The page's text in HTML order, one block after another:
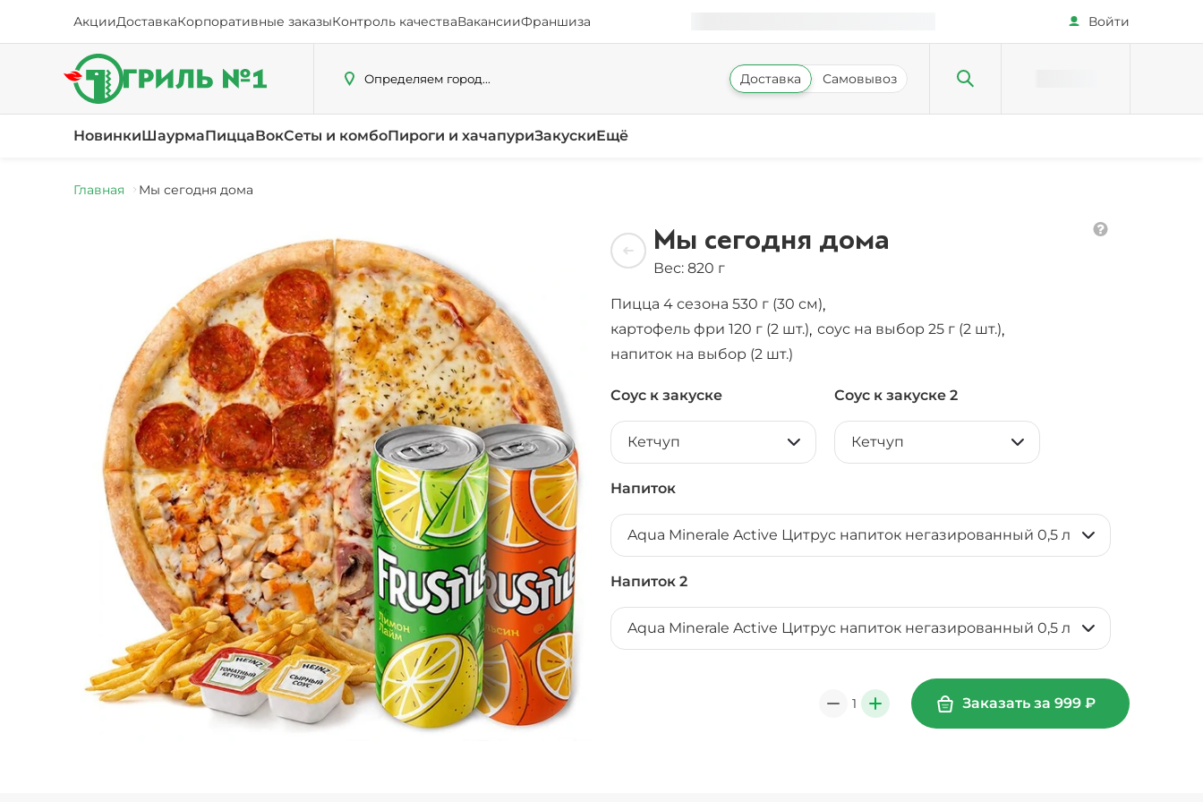
АкцииДоставкаКорпоративные заказыКонтроль качестваВакансииФраншиза Войти
Определяем город... Доставка Самовывоз
НовинкиШаурмаПиццаВокСеты и комбоПироги и хачапуриЗакускиЕщё
Главная Мы сегодня дома
Мы сегодня дома
Вес: 820 г
Пицца 4 сезона 530 г (30 см),
картофель фри 120 г (2 шт.), соус на выбор 25 г (2 шт.),
напиток на выбор (2 шт.)
Соус к закуске
Кетчуп
Соус к закуске 2
Кетчуп
Напиток
Aqua Minerale Active Цитрус напиток негазированный 0,5 л
Напиток 2
Aqua Minerale Active Цитрус напиток негазированный 0,5 л
1 + Заказать за 999 ₽